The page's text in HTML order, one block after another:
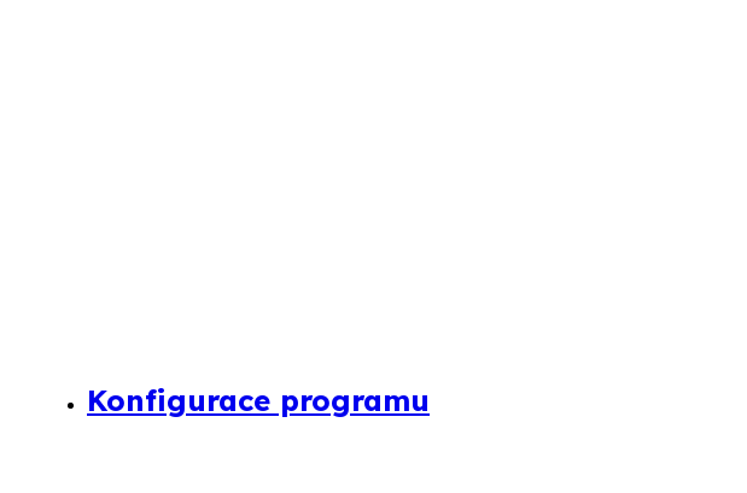
Konfigurace programu